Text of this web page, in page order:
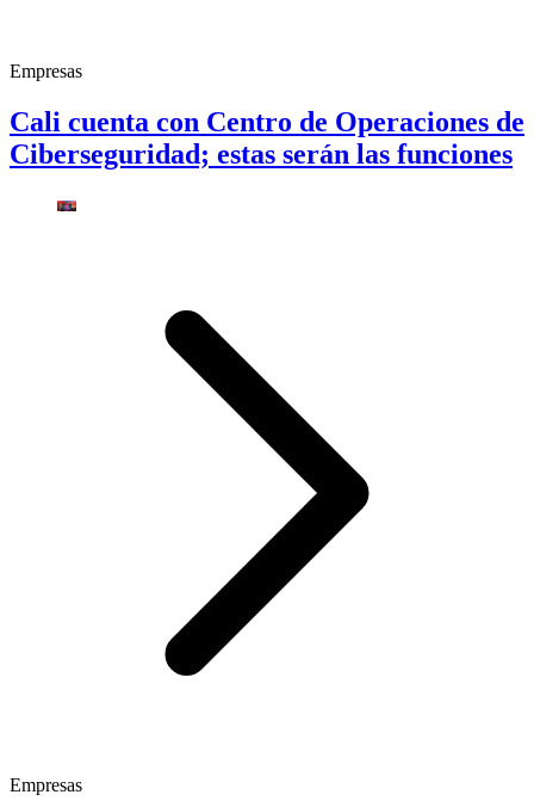
Empresas
Cali cuenta con Centro de Operaciones de
Ciberseguridad; estas serán las funciones
Empresas